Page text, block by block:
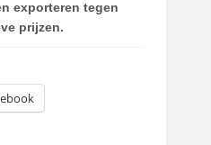
exporteren tegen
prijzen.